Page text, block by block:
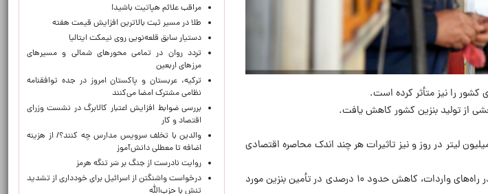
را نیز متأثر کرده است.
از تولید بنزین کشور کاهش یافت.
سوی دیگر، همزمان با لغو دورکاری‌ها پیش‌بینی افزایش مصرف بنزین تا ۱۴۰ میلیون لیتر در روز و نیز تاثیرات هر چند اندک محاصره اقتصادی
حاصل جمع این سه عامل یعنی کاهش تولید داخلی، افزایش مصرف و اختلال در راه‌های واردات، کاهش حدود ۱۰ درصدی در تأمین بنزین مورد
مراقب علائم هپاتیت باشید!
طلا در مسیر ثبت بالاترین افزایش قیمت هفته
دستیار سابق قلعه‌نویی روی نیمکت ایتالیا
تردد روان در تمامی محورهای شمالی و مسیرهای
مرزهای اربعین
ترکیه، عربستان و پاکستان امروز در جده توافقنامه
نظامی مشترک امضا می‌کنند
بررسی ضوابط افزایش اعتبار کالابرگ در نشست وزرای
اقتصاد و کار
والدین با تخلف سرویس مدارس چه کنند؟/ از هزینه
اضافه تا معطلی دانش‌آموز
روایت نادرست از جنگ بر سَر تنگه هرمز
درخواست واشنگتن از اسرائیل برای خودداری از تشدید
تنش با حزب‌الله